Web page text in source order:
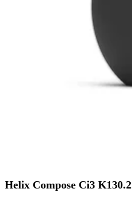
Helix Compose Ci3